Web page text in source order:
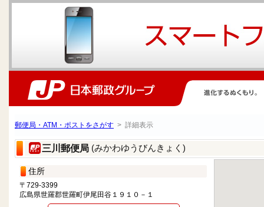
郵便局・ATM・ポストをさがす > 詳細表示
三川郵便局 (みかわゆうびんきょく)
住所
〒729-3399
広島県世羅郡世羅町伊尾田谷１９１０－１